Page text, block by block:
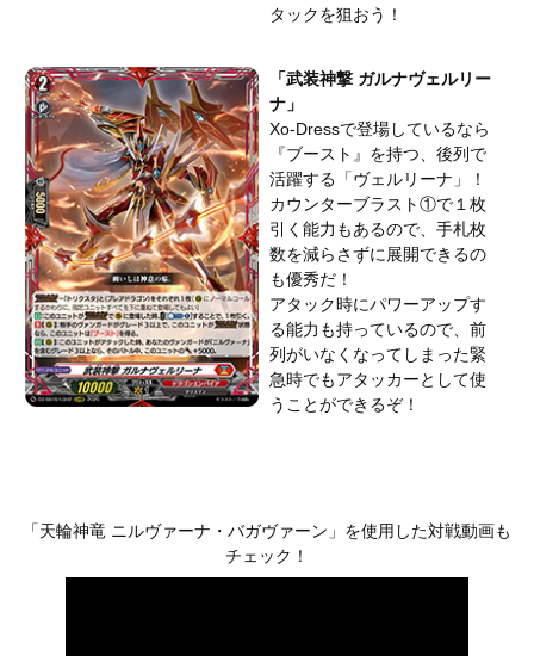
タックを狙おう！
「武装神撃 ガルナヴェルリー
ナ」
Xo-Dressで登場しているなら
『ブースト』を持つ、後列で
活躍する「ヴェルリーナ」！
カウンターブラスト①で１枚
引く能力もあるので、手札枚
数を減らさずに展開できるの
も優秀だ！
アタック時にパワーアップす
る能力も持っているので、前
列がいなくなってしまった緊
急時でもアタッカーとして使
うことができるぞ！
「天輪神竜 ニルヴァーナ・バガヴァーン」を使用した対戦動画も
チェック！